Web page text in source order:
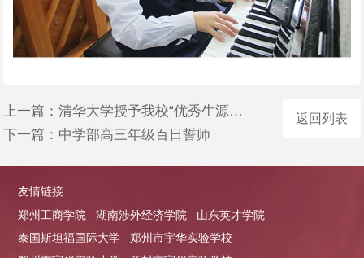
上一篇：清华大学授予我校“优秀生源基地”称号
下一篇： 中学部高三年级百日誓师
返回列表
友情链接
郑州工商学院
湖南涉外经济学院
山东英才学院
泰国斯坦福国际大学
郑州市宇华实验学校